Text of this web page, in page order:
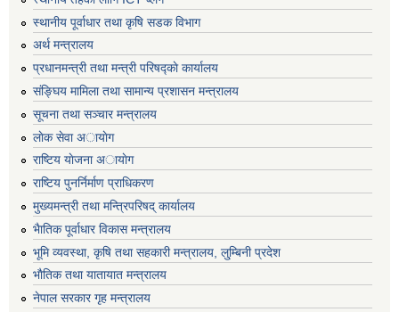
स्थानीय पूर्वाधार तथा कृषि सडक विभाग
अर्थ मन्त्रालय
प्रधानमन्त्री तथा मन्त्री परिषद्काे कार्यालय
संङ्घिय मामिला तथा सामान्य प्रशासन मन्त्रालय
सूचना तथा सञ्चार मन्त्रालय
लाेक सेवा अायाेग
राष्टिय याेजना अायाेग
राष्टिय पुनर्निर्माण प्राधिकरण
मुख्यमन्त्री तथा मन्त्रिपरिषद् कार्यालय
भैातिक पूर्वाधार विकास मन्त्रालय
भूमि व्यवस्था, कृषि तथा सहकारी मन्त्रालय, लु्म्बिनी प्रदेश
भाैतिक तथा यातायात मन्त्रालय
नेपाल सरकार गृह मन्त्रालय